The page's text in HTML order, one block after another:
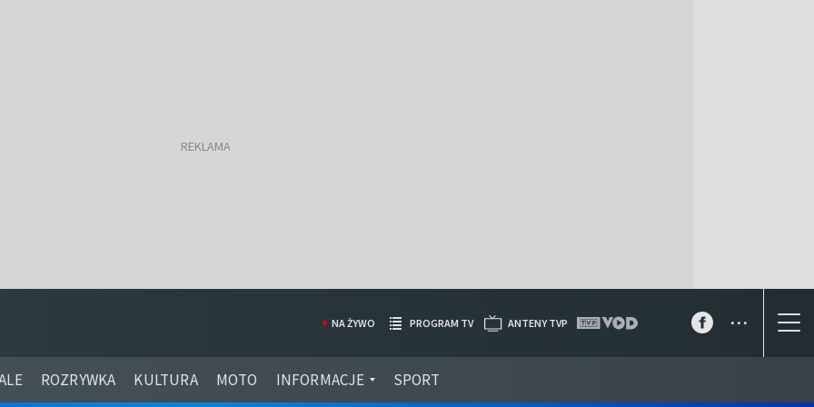
ROZRYWKA KULTURA MOTO INFORMACJE SPORT
NA ŻYWO PROGRAM TV ANTENY TVP ...